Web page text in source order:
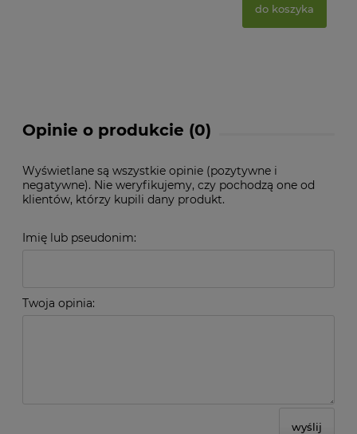
do koszyka
Opinie o produkcie (0)
Wyświetlane są wszystkie opinie (pozytywne i
negatywne). Nie weryfikujemy, czy pochodzą one od
klientów, którzy kupili dany produkt.
Imię lub pseudonim:
Twoja opinia:
wyślij